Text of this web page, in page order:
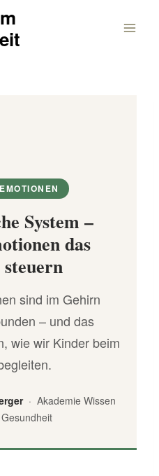
System –
das
sind im Gehirn
– und das
wie wir Kinder beim
· Akademie Wissen